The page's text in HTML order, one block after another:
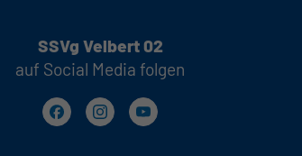
SSVg Velbert 02
auf Social Media folgen